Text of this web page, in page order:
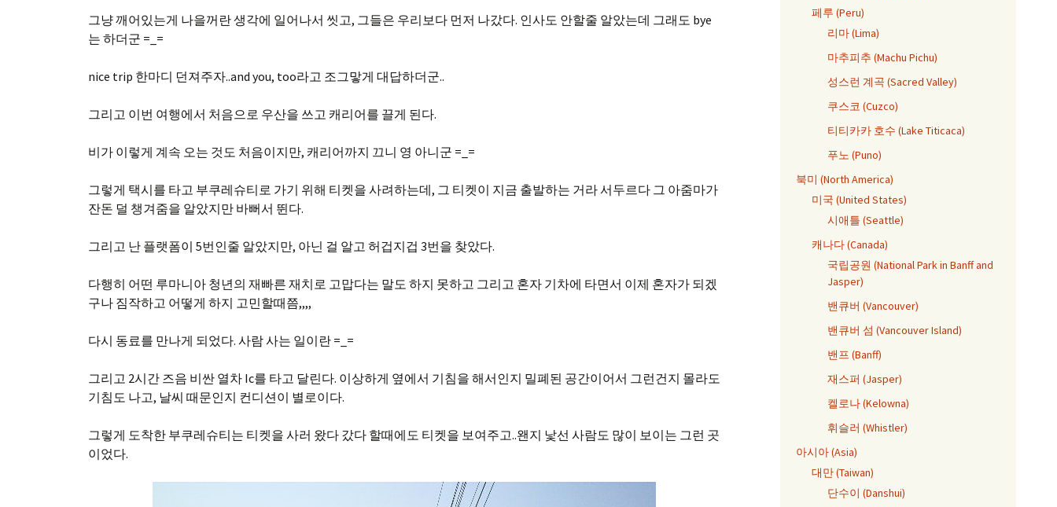
그냥 깨어있는게 나을꺼란 생각에 일어나서 씻고, 그들은 우리보다 먼저 나갔다. 인사도 안할줄 알았는데 그래도 bye
는 하더군 =_=
nice trip 한마디 던져주자..and you, too라고 조그맣게 대답하더군..
그리고 이번 여행에서 처음으로 우산을 쓰고 캐리어를 끌게 된다.
비가 이렇게 계속 오는 것도 처음이지만, 캐리어까지 끄니 영 아니군 =_=
그렇게 택시를 타고 부쿠레슈티로 가기 위해 티켓을 사려하는데, 그 티켓이 지금 출발하는 거라 서두르다 그 아줌마가
잔돈 덜 챙겨줌을 알았지만 바뻐서 뛴다.
그리고 난 플랫폼이 5번인줄 알았지만, 아닌 걸 알고 허겁지겁 3번을 찾았다.
다행히 어떤 루마니아 청년의 재빠른 재치로 고맙다는 말도 하지 못하고 그리고 혼자 기차에 타면서 이제 혼자가 되겠
구나 짐작하고 어떻게 하지 고민할때쯤,,,,
다시 동료를 만나게 되었다. 사람 사는 일이란 =_=
그리고 2시간 즈음 비싼 열차 Ic를 타고 달린다. 이상하게 옆에서 기침을 해서인지 밀폐된 공간이어서 그런건지 몰라도
기침도 나고, 날씨 때문인지 컨디션이 별로이다.
그렇게 도착한 부쿠레슈티는 티켓을 사러 왔다 갔다 할때에도 티켓을 보여주고..왠지 낯선 사람도 많이 보이는 그런 곳
이었다.
페루 (Peru)
리마 (Lima)
마추피추 (Machu Pichu)
성스런 계곡 (Sacred Valley)
쿠스코 (Cuzco)
티티카카 호수 (Lake Titicaca)
푸노 (Puno)
북미 (North America)
미국 (United States)
시애틀 (Seattle)
캐나다 (Canada)
국립공원 (National Park in Banff and
Jasper)
밴큐버 (Vancouver)
밴큐버 섬 (Vancouver Island)
밴프 (Banff)
재스퍼 (Jasper)
켈로나 (Kelowna)
휘슬러 (Whistler)
아시아 (Asia)
대만 (Taiwan)
단수이 (Danshui)